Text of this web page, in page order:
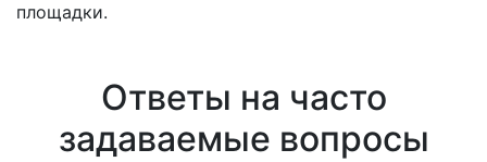
площадки.
Ответы на часто
задаваемые вопросы